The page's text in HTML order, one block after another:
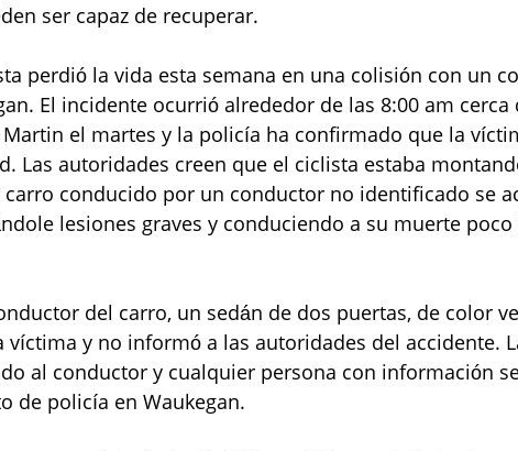
ser capaz de recuperar.
perdió la vida esta semana en una colisión con un
El incidente ocurrió alrededor de las 8:00 am cerca
el martes y la policía ha confirmado que la
Las autoridades creen que el ciclista estaba
conducido por un conductor no identificado se
lesiones graves y conduciendo a su muerte
del carro, un sedán de dos puertas, de color
víctima y no informó a las autoridades del accidente.
al conductor y cualquier persona con información
de policía en Waukegan.